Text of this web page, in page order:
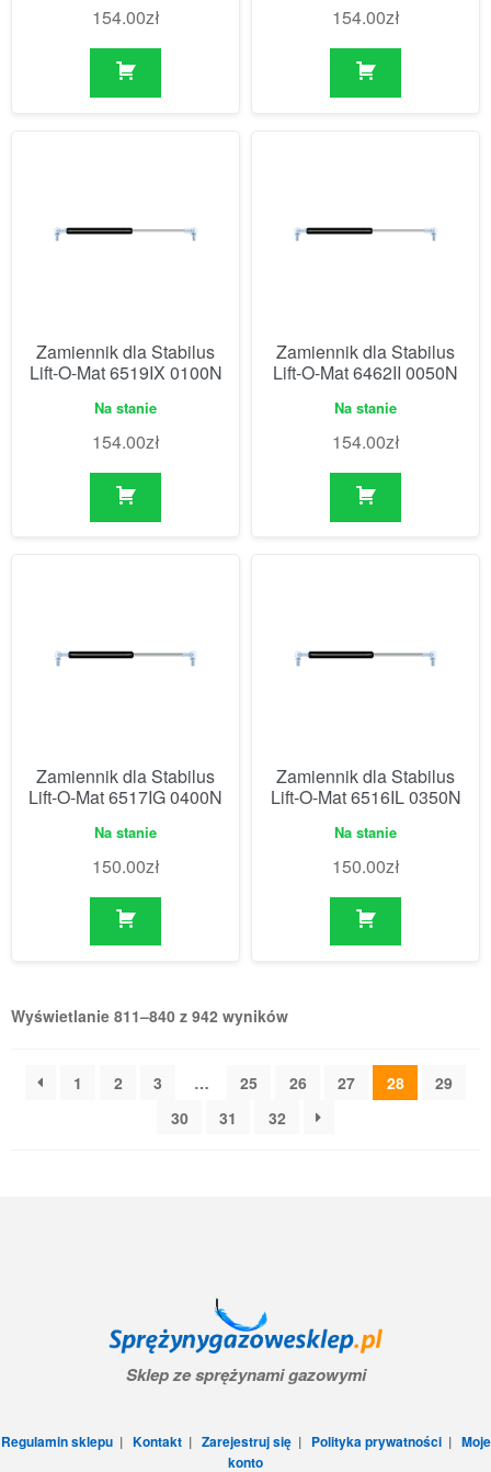
154.00zł 154.00zł
Zamiennik dla Stabilus
Lift-O-Mat 6519IX 0100N
Na stanie
154.00zł
Zamiennik dla Stabilus
Lift-O-Mat 6462II 0050N
Na stanie
154.00zł
Zamiennik dla Stabilus
Lift-O-Mat 6517IG 0400N
Na stanie
150.00zł
Zamiennik dla Stabilus
Lift-O-Mat 6516IL 0350N
Na stanie
150.00zł
Wyświetlanie 811–840 z 942 wyników
1 2 3 … 25 26 27 28
29
30
31 32
Sklep ze sprężynami gazowymi
Regulamin sklepu| Kontakt| Zarejestruj się| Polityka prywatności| Moje
konto